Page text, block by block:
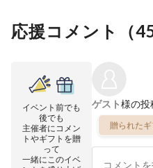
応援コメント（
イベント前でも
後でも
主催者にコメン
トやギフトを贈
って
一緒にこのイベ
ゲスト様の投
贈られた